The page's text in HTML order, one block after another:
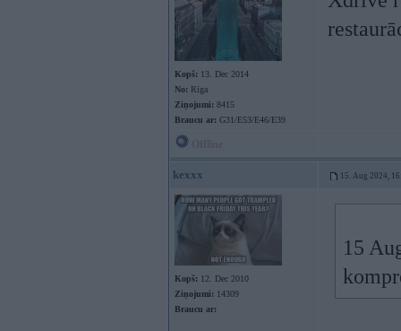
Kopš: 13. Dec 2014
No: Rīga
Ziņojumi: 8415
Braucu ar: G31/E53/E46/E39
kexxx 15. Aug 2024,
Kopš: 12. Dec 2010
Ziņojumi: 14309
Braucu ar:
15